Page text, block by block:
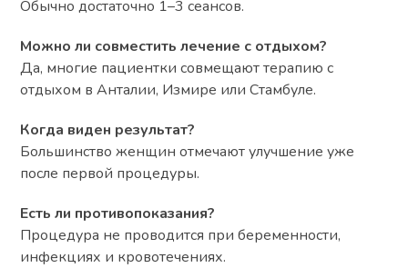
Обычно достаточно 1–3 сеансов.
Можно ли совместить лечение с отдыхом?
Да, многие пациентки совмещают терапию с
отдыхом в Анталии, Измире или Стамбуле.
Когда виден результат?
Большинство женщин отмечают улучшение уже
после первой процедуры.
Есть ли противопоказания?
Процедура не проводится при беременности,
инфекциях и кровотечениях.